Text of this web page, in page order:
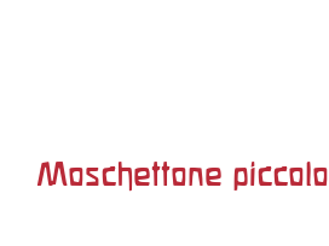
Moschettone piccolo